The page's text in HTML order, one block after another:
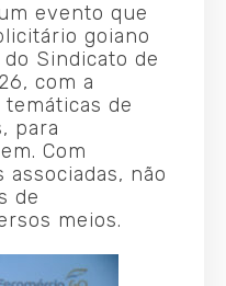
evento que
goiano
Sindicato de
com a
de
para
Com
associadas, não
de
meios.